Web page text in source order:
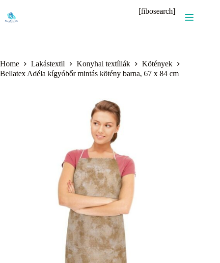
content
[fibosearch]
Home Lakástextil Konyhai textíliák
Kötények
Bellatex Adéla kígyóbőr mintás kötény barna, 67 x 84 cm